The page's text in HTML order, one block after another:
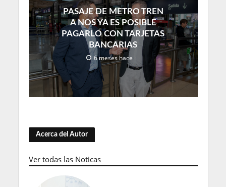
PASAJE DE METRO TREN
A NOS YA ES POSIBLE
PAGARLO CON TARJETAS
BANCARIAS
6 meses hace
Acerca del Autor
Ver todas las Noticas